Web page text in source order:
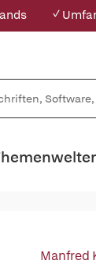
✓
Manfred